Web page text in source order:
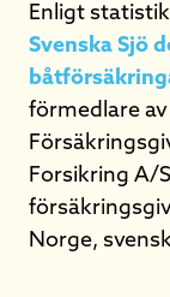
Enligt
Svenska Sjö
förmedlare
Forsikring A/
Norge,